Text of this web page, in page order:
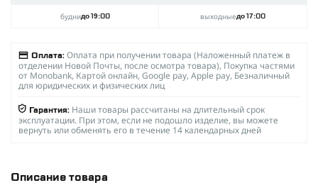
буднидо 19:00 выходныедо 17:00
Оплата: Оплата при получении товара (Наложенный платеж в
отделении Новой Почты, после осмотра товара), Покупка частями
от Monobank, Картой онлайн, Google pay, Apple pay, Безналичный
для юридических и физических лиц
Гарантия: Наши товары рассчитаны на длительный срок
эксплуатации. При этом, если не подошло изделие, вы можете
вернуть или обменять его в течение 14 календарных дней
Описание товара